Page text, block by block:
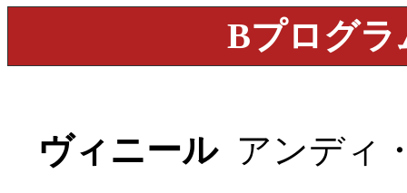
Bプログラ
ヴィニールアンディ